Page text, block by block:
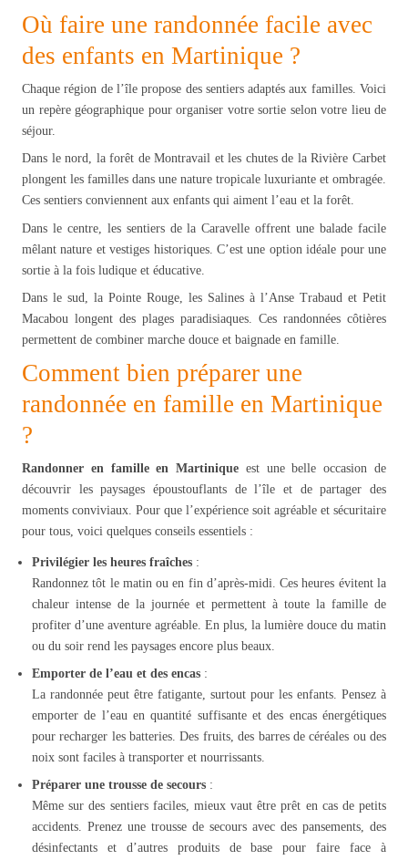
Où faire une randonnée facile avec
des enfants en Martinique ?
Chaque région de l’île propose des sentiers adaptés aux familles. Voici
un repère géographique pour organiser votre sortie selon votre lieu de
séjour.
Dans le nord, la forêt de Montravail et les chutes de la Rivière Carbet
plongent les familles dans une nature tropicale luxuriante et ombragée.
Ces sentiers conviennent aux enfants qui aiment l’eau et la forêt.
Dans le centre, les sentiers de la Caravelle offrent une balade facile
mêlant nature et vestiges historiques. C’est une option idéale pour une
sortie à la fois ludique et éducative.
Dans le sud, la Pointe Rouge, les Salines à l’Anse Trabaud et Petit
Macabou longent des plages paradisiaques. Ces randonnées côtières
permettent de combiner marche douce et baignade en famille.
Comment bien préparer une
randonnée en famille en Martinique
?
Randonner en famille en Martinique est une belle occasion de
découvrir les paysages époustouflants de l’île et de partager des
moments conviviaux. Pour que l’expérience soit agréable et sécuritaire
pour tous, voici quelques conseils essentiels :
Privilégier les heures fraîches :
Randonnez tôt le matin ou en fin d’après-midi. Ces heures évitent la
chaleur intense de la journée et permettent à toute la famille de
profiter d’une aventure agréable. En plus, la lumière douce du matin
ou du soir rend les paysages encore plus beaux.
Emporter de l’eau et des encas :
La randonnée peut être fatigante, surtout pour les enfants. Pensez à
emporter de l’eau en quantité suffisante et des encas énergétiques
pour recharger les batteries. Des fruits, des barres de céréales ou des
noix sont faciles à transporter et nourrissants.
Préparer une trousse de secours :
Même sur des sentiers faciles, mieux vaut être prêt en cas de petits
accidents. Prenez une trousse de secours avec des pansements, des
désinfectants et d’autres produits de base pour faire face à